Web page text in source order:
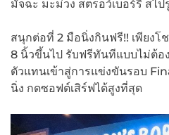
มัจฉะ มะม่วง สตรอว์เบอร์รี่ สไ
สนุกต่อที่ 2 มือนิ่งกินฟรี!! เพียงโ
8 นิ้วขึ้นไป รับฟรีทันทีแบบไม่ต้อ
ตัวแทนเข้าสู่การแข่งขันรอบ
นิ่ง กดซอฟต์เสิร์ฟได้สูงที่สุด